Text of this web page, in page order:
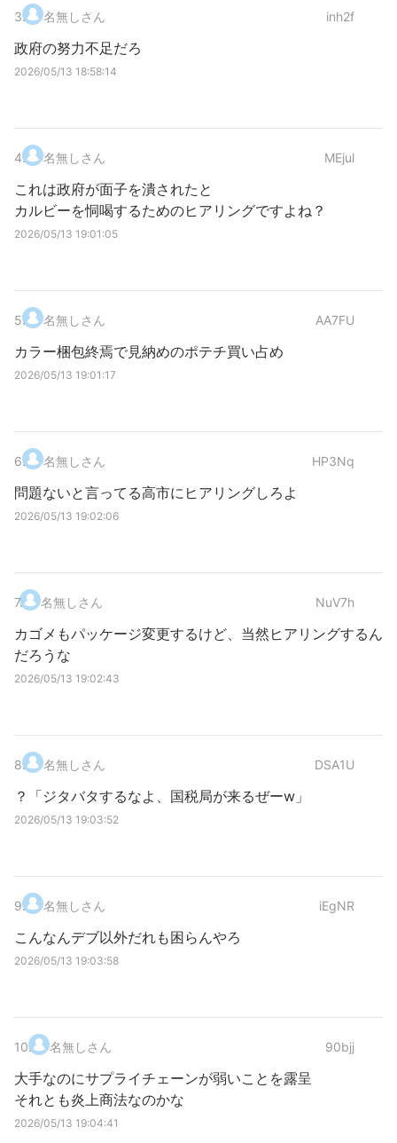
3. 名無しさん inh2f
政府の努力不足だろ
2026/05/13 18:58:14
4. 名無しさん MEjul
これは政府が面子を潰されたと
カルビーを恫喝するためのヒアリングですよね？
2026/05/13 19:01:05
5. 名無しさん AA7FU
カラー梱包終焉で見納めのポテチ買い占め
2026/05/13 19:01:17
6. 名無しさん HP3Nq
問題ないと言ってる高市にヒアリングしろよ
2026/05/13 19:02:06
7. 名無しさん NuV7h
カゴメもパッケージ変更するけど、当然ヒアリングするん
だろうな
2026/05/13 19:02:43
8. 名無しさん DSA1U
？「ジタバタするなよ、国税局が来るぜーw」
2026/05/13 19:03:52
9. 名無しさん iEgNR
こんなんデブ以外だれも困らんやろ
2026/05/13 19:03:58
10. 名無しさん 90bjj
大手なのにサプライチェーンが弱いことを露呈
それとも炎上商法なのかな
2026/05/13 19:04:41